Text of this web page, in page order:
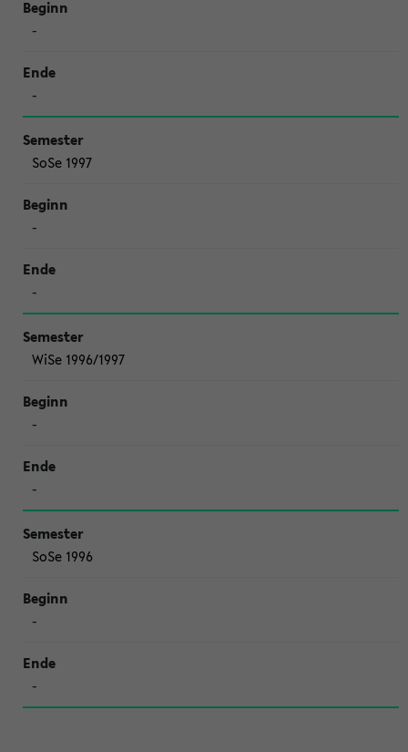
-
-
SoSe 1997
-
-
WiSe 1996/1997
-
-
SoSe 1996
-
-